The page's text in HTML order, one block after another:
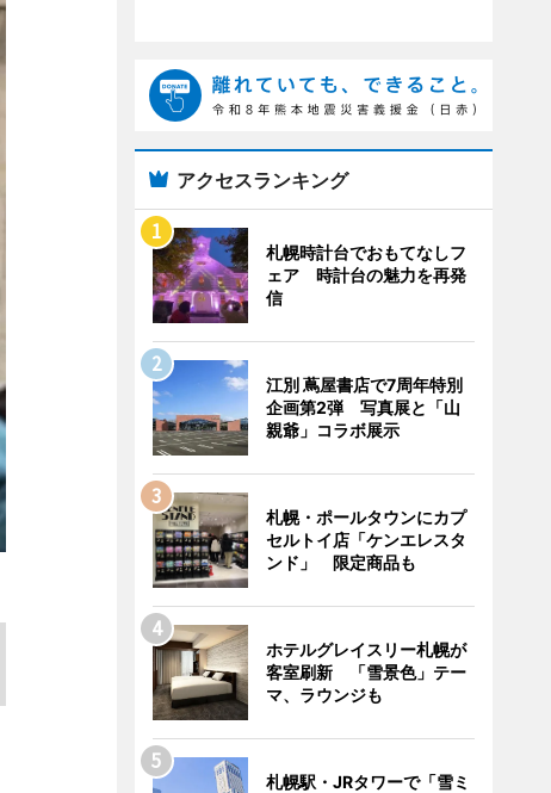
アクセスランキング
札幌時計台でおもてなしフ
ェア 時計台の魅力を再発
信
江別 蔦屋書店で7周年特別
企画第2弾 写真展と「山
親爺」コラボ展示
札幌・ポールタウンにカプ
セルトイ店「ケンエレスタ
ンド」 限定商品も
ホテルグレイスリー札幌が
客室刷新 「雪景色」テー
マ、ラウンジも
札幌駅・JRタワーで「雪ミ